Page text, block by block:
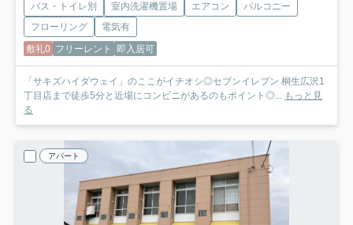
バス・トイレ別 室内洗濯機置場 エアコン
バルコニー
フローリング
電気有
敷礼0 フリーレント 即入居可
「サキズハイダウェイ」のここがイチオシ◎セブンイレブン 桐生広沢1
丁目店まで徒歩5分と近場にコンビニがあるのもポイント◎... もっと見
る
アパート